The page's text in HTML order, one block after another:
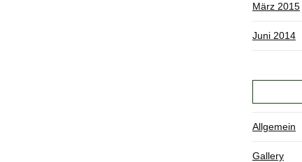
März 2015
Juni 2014
Allgemein
Gallery